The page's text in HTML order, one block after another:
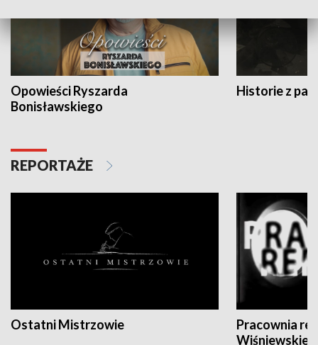
Opowieści Ryszarda
Bonisławskiego
Historie z
REPORTAŻE
Ostatni Mistrzowie
Pracownia